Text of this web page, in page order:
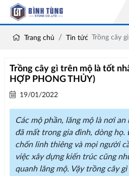
Trang chủ Tin tức Trồng cây
Trồng cây gì trên mộ là tốt
HỢP PHONG THỦY)
19/01/2022
Các mộ phần, lăng mộ là nơi
đã mất trong gia đình, dòng
chốn linh thiêng và mọi người
việc xây dựng kiến trúc cũng
quanh lăng mộ. Vậy trồng cây